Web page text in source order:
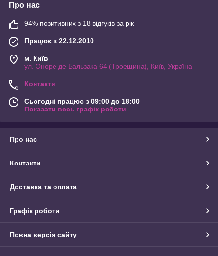
Про нас
94% позитивних з 18 відгуків за рік
Працює з 22.12.2010
м. Київ
ул. Оноре де Бальзака 64 (Троещина), Київ, Україна
Контакти
Сьогодні працює з 09:00 до 18:00
Показати весь графік роботи
Про нас
Контакти
Доставка та оплата
Графік роботи
Повна версія сайту